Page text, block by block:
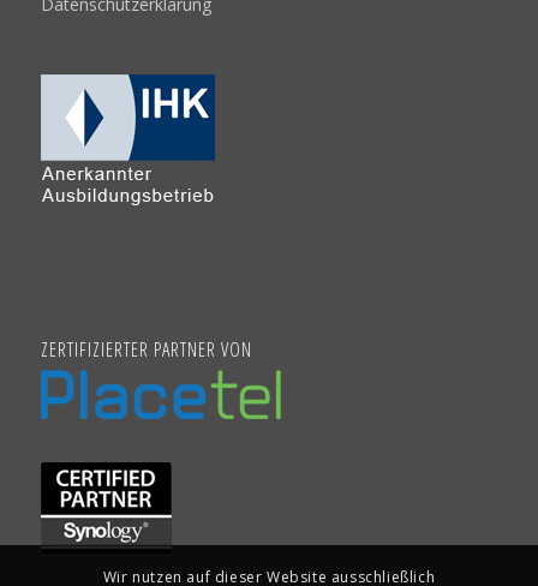
ZERTIFIZIERTER PARTNER VON
Wir nutzen auf dieser Website ausschließlich